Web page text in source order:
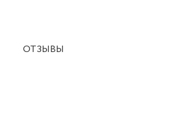
ОТЗЫВЫ